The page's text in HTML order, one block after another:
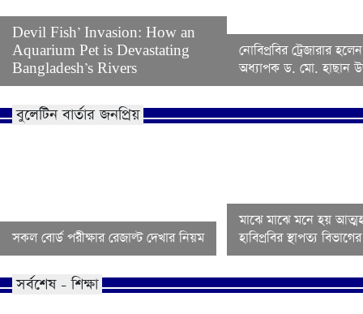
Devil Fish’ Invasion: How an
Aquarium Pet is Devastating
Bangladesh’s Rivers
নোবিপ্রবির ট্রেজারার
অধ্যাপক ড. মো. হাছান
বুলেটিন বার্তার জনপ্রিয়
সকল বোর্ড পরীক্ষার রেজাল্ট দেখার নিয়ম
মাঝে মাঝে মনে হয়
হাবিপ্রবির স্থাপত্য
সর্বশেষ - শিক্ষা